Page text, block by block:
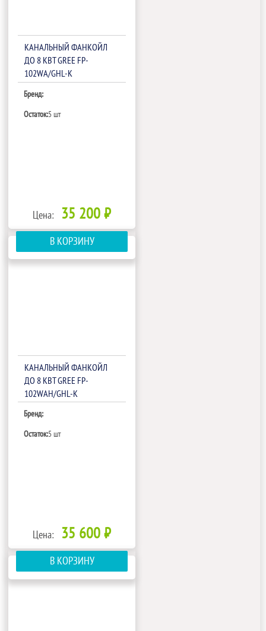
КАНАЛЬНЫЙ ФАНКОЙЛ
ДО 8 КВТ GREE FP-
102WA/GHL-K
Бренд:
Остаток:5 шт
Цена: 35 200 ₽
В КОРЗИНУ
КАНАЛЬНЫЙ ФАНКОЙЛ
ДО 8 КВТ GREE FP-
102WAH/GHL-K
Бренд:
Остаток:5 шт
Цена: 35 600 ₽
В КОРЗИНУ